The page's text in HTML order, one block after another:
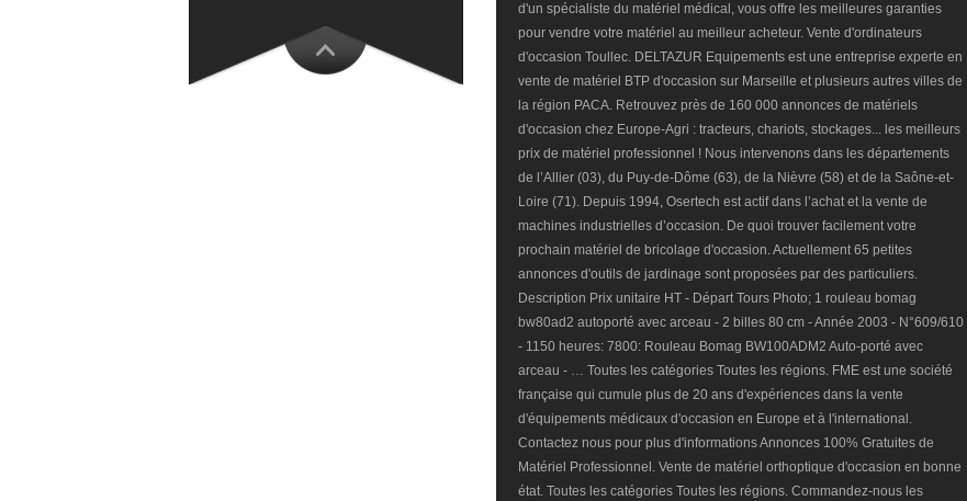
d'un spécialiste du matériel médical, vous offre les meilleures garanties
pour vendre votre matériel au meilleur acheteur. Vente d'ordinateurs
d'occasion Toullec. DELTAZUR Equipements est une entreprise experte en
vente de matériel BTP d'occasion sur Marseille et plusieurs autres villes de
la région PACA. Retrouvez près de 160 000 annonces de matériels
d'occasion chez Europe-Agri : tracteurs, chariots, stockages... les meilleurs
prix de matériel professionnel ! Nous intervenons dans les départements
de l’Allier (03), du Puy-de-Dôme (63), de la Nièvre (58) et de la Saône-et-
Loire (71). Depuis 1994, Osertech est actif dans l’achat et la vente de
machines industrielles d’occasion. De quoi trouver facilement votre
prochain matériel de bricolage d'occasion. Actuellement 65 petites
annonces d'outils de jardinage sont proposées par des particuliers.
Description Prix unitaire HT - Départ Tours Photo; 1 rouleau bomag
bw80ad2 autoporté avec arceau - 2 billes 80 cm - Année 2003 - N°609/610
- 1150 heures: 7800: Rouleau Bomag BW100ADM2 Auto-porté avec
arceau - … Toutes les catégories Toutes les régions. FME est une société
française qui cumule plus de 20 ans d'expériences dans la vente
d'équipements médicaux d'occasion en Europe et à l'international.
Contactez nous pour plus d'informations Annonces 100% Gratuites de
Matériel Professionnel. Vente de matériel orthoptique d'occasion en bonne
état. Toutes les catégories Toutes les régions. Commandez-nous les